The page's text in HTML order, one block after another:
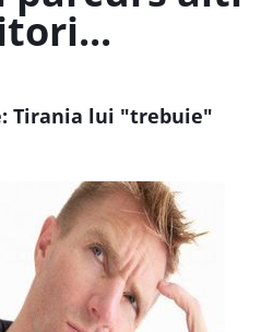
Tirania lui "trebuie"